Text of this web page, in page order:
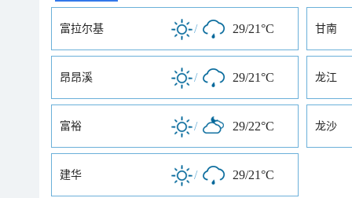
富拉尔基 / 29/21°C 甘南
昂昂溪 / 29/21°C 龙江
富裕 / 29/22°C 龙沙
建华 / 29/21°C